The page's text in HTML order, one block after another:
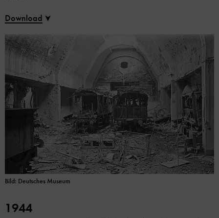
Bild: Deutsches Museum
Download
1944